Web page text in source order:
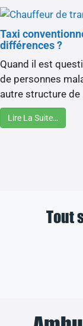
Taxi
différences ?
Quand il est
de personnes
autre structure de
Lire La Suite…
Tout